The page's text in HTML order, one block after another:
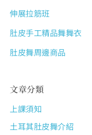
伸展拉筋班
肚皮手工精品舞舞衣
肚皮舞周邊商品
文章分類
上課須知
土耳其肚皮舞介紹